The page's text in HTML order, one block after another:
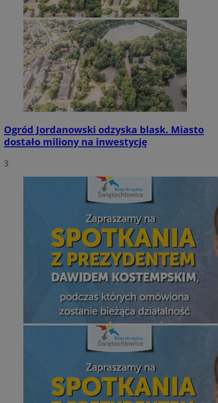
Ogród Jordanowski odzyska blask. Miasto
dostało miliony na inwestycję
3